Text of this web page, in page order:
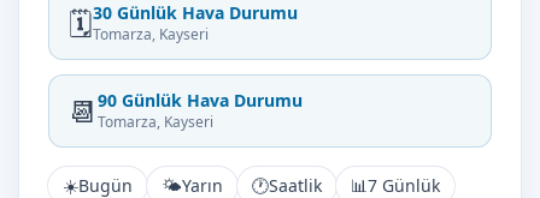
🗓️30 Günlük Hava Durumu
Tomarza, Kayseri
📆 90 Günlük Hava Durumu
Tomarza, Kayseri
☀️Bugün 🌤️Yarın 🕐Saatlik 📊7 Günlük